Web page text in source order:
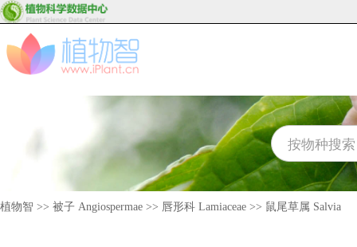
植物智 >> 被子 Angiospermae >> 唇形科 Lamiaceae >> 鼠尾草属 Salvia